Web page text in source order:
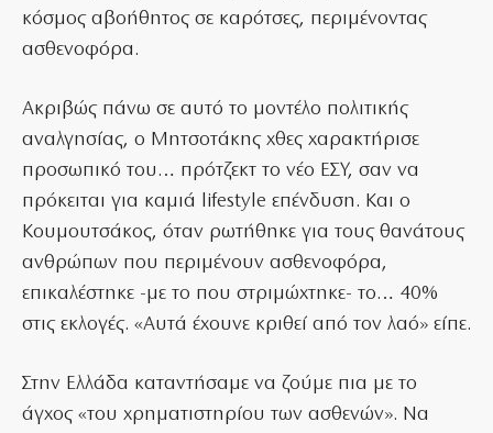
κόσμος αβοήθητος σε καρότσες, περιμένοντας
ασθενοφόρα.
Ακριβώς πάνω σε αυτό το μοντέλο πολιτικής
αναλγησίας, ο Μητσοτάκης χθες χαρακτήρισε
προσωπικό του… πρότζεκτ το νέο ΕΣΥ, σαν να
πρόκειται για καμιά lifestyle επένδυση. Και ο
Κουμουτσάκος, όταν ρωτήθηκε για τους θανάτους
ανθρώπων που περιμένουν ασθενοφόρα,
επικαλέστηκε -με το που στριμώχτηκε- το… 40%
στις εκλογές. «Αυτά έχουνε κριθεί από τον λαό» είπε.
Στην Ελλάδα καταντήσαμε να ζούμε πια με το
άγχος «του χρηματιστηρίου των ασθενών». Να